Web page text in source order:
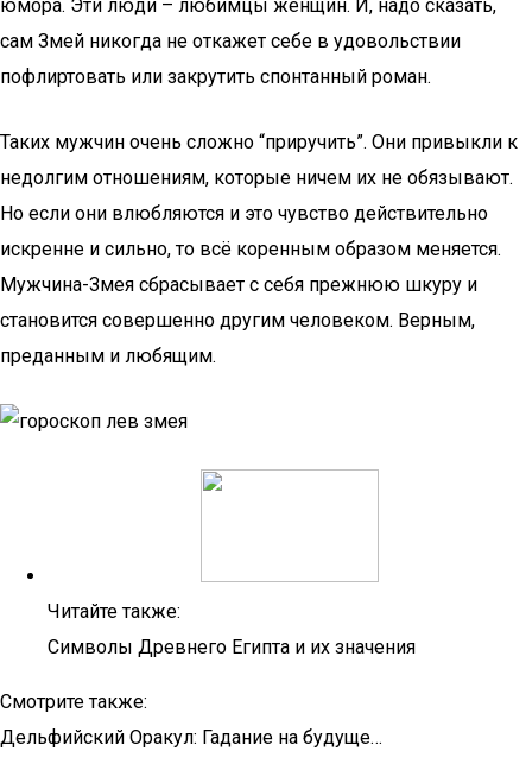
юмора. Эти люди – любимцы женщин. И, надо сказать,
сам Змей никогда не откажет себе в удовольствии
пофлиртовать или закрутить спонтанный роман.
Таких мужчин очень сложно “приручить”. Они привыкли к
недолгим отношениям, которые ничем их не обязывают.
Но если они влюбляются и это чувство действительно
искренне и сильно, то всё коренным образом меняется.
Мужчина-Змея сбрасывает с себя прежнюю шкуру и
становится совершенно другим человеком. Верным,
преданным и любящим.
Читайте также:
Символы Древнего Египта и их значения
Смотрите также:
Дельфийский Оракул: Гадание на будуще…